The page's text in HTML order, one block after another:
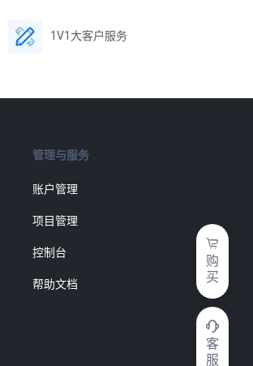
1V1大客户服务
管理与服务
账户管理
项目管理
控制台
帮助文档
购
买
客
服